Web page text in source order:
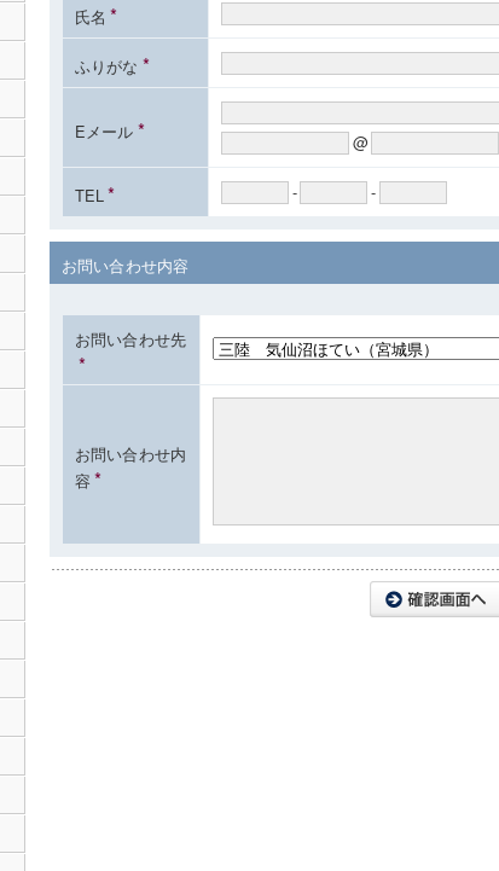
氏名 *
ふりがな *
Eメール * @
TEL* - -
お問い合わせ内容
お問い合わせ先
*
お問い合わせ内
容 *